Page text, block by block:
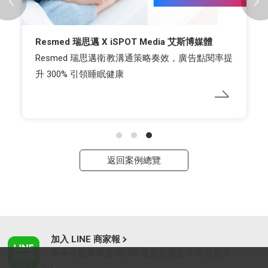
Resmed 瑞思邁 X iSPOT Media 艾斯博媒體
Resmed 瑞思邁衛教溝通策略奏效，廣告點閱率提
升 300% 引領睡眠健康
返回案例總覽
加入 LINE 商家報